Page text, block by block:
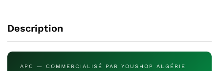
Description
APC — COMMERCIALISÉ PAR YOUSHOP ALGÉRIE